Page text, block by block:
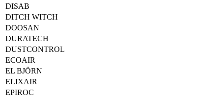
DISAB
DITCH WITCH
DOOSAN
DURATECH
DUSTCONTROL
ECOAIR
EL BJÖRN
ELIXAIR
EPIROC